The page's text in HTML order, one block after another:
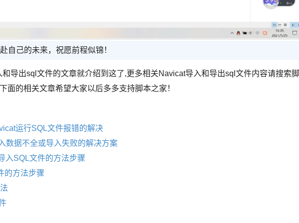
自己的未来，祝愿前程似锦！
导出sql文件的文章就介绍到这了,更多相关Navicat导入和导出sql文件内容请搜索脚
面的相关文章希望大家以后多多支持脚本之家！
运行SQL文件报错的解决
数据不全或导入失败的解决方案
入SQL文件的方法步骤
的方法步骤